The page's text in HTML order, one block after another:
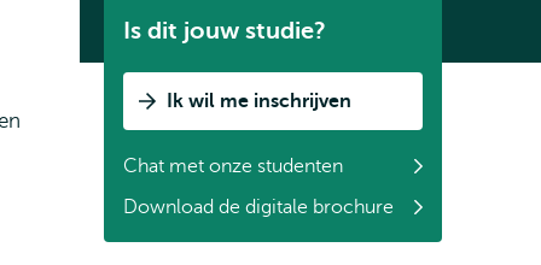
Is dit jouw studie?
Ik wil me inschrijven
Chat met onze studenten
Download de digitale brochure